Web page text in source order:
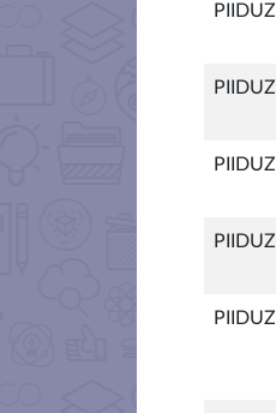
PIIDUZ
PIIDUZ
PIIDUZ
PIIDUZ
PIIDUZ